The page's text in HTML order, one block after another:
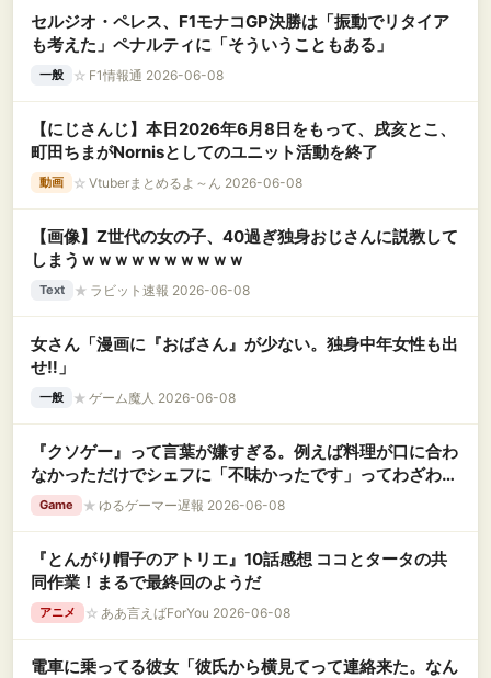
セルジオ・ペレス、F1モナコGP決勝は「振動でリタイア
も考えた」ペナルティに「そういうこともある」
一般 ☆ F1情報通 2026-06-08
【にじさんじ】本日2026年6月8日をもって、戌亥とこ、
町田ちまがNornisとしてのユニット活動を終了
動画 ☆ Vtuberまとめるよ～ん 2026-06-08
【画像】Z世代の女の子、40過ぎ独身おじさんに説教して
しまうｗｗｗｗｗｗｗｗｗｗ
Text ★ ラビット速報 2026-06-08
女さん「漫画に『おばさん』が少ない。独身中年女性も出
せ‼」
一般 ★ ゲーム魔人 2026-06-08
『クソゲー』って言葉が嫌すぎる。例えば料理が口に合わ
なかっただけでシェフに「不味かったです」ってわざわざ
言わんでしょ？
Game ★ ゆるゲーマー遅報 2026-06-08
『とんがり帽子のアトリエ』10話感想 ココとタータの共
同作業！まるで最終回のようだ
アニメ ☆ ああ言えばForYou 2026-06-08
電車に乗ってる彼女「彼氏から横見てって連絡来た。なん